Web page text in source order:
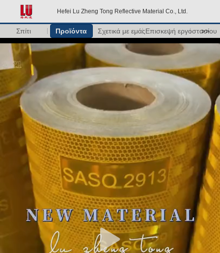
Hefei Lu Zheng Tong Reflective Material Co., Ltd.
Σπίτι Προϊόντα Σχετικά με εμάςΕπισκεψή εργοστασίου
>>